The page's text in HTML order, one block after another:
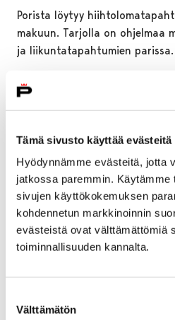
Tämä sivusto käyttää evästeitä
Hyödynnämme evästeitä, jotta
jatkossa paremmin. Käytämme
sivujen käyttökokemuksen
kohdennetun markkinoinnin
evästeistä ovat välttämättömiä
toiminnallisuuden kannalta.
valinta
Välttämätön
Porista löytyy
makuun. Tarjolla on ohjelmaa
ja liikuntatapahtumien parissa.
Kesätyöseteliä haki 500